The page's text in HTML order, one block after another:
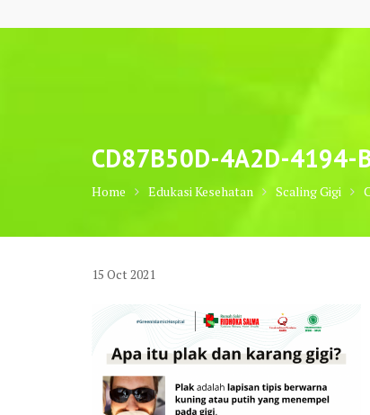
CD87B50D-4A2D-4194-
Home Edukasi Kesehatan Scaling Gigi
15 Oct 2021